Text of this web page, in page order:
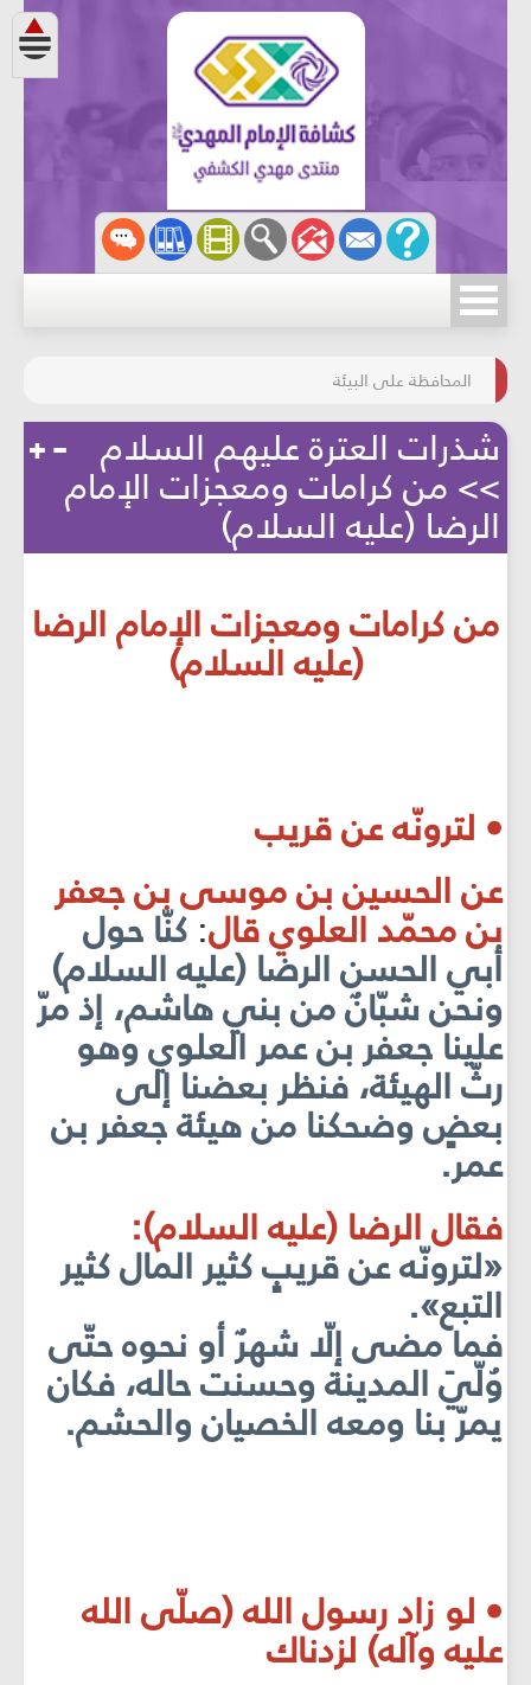
مسابقة الركب الحسينيّ
المحافظة على البيئة
شذرات العترة عليهم السلام
>> من كرامات ومعجزات الإمام
الرضا (عليه السلام)
من كرامات ومعجزات الإمام الرضا
(عليه السلام)
• لترونّه عن قريب
عن الحسين بن موسى بن جعفر
بن محمّد العلوي قال: كنّا حول
أبي الحسن الرضا (عليه السلام)
ونحن شبّانٌ من بني هاشم، إذ مرّ
علينا جعفر بن عمر العلوي وهو
رثّ الهيئة، فنظر بعضنا إلى
بعضٍ وضحكنا من هيئة جعفر بن
عمر.
فقال الرضا (عليه السلام):
«لترونّه عن قريبٍ كثير المال كثير
التبع».
فما مضى إلّا شهرٌ أو نحوه حتّى
وُلّيَ المدينة وحسنت حاله، فكان
يمرّ بنا ومعه الخصيان والحشم.
• لو زاد رسول الله (صلّى الله
عليه وآله) لزدناك